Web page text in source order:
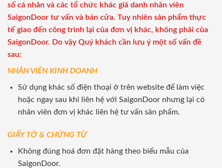
số cá nhân và các tổ chức khác giả danh nhân viên
SaigonDoor tư vấn và bán cửa. Tuy nhiên sản phẩm thực
tế giao đến công trình lại của đơn vị khác, không phải của
SaigonDoor. Do vậy Quý khách cần lưu ý một số vấn đề
sau:
NHÂN VIÊN KINH DOANH
Sử dụng khác số điện thoại ở trên website để làm việc
hoặc ngay sau khi liên hệ với SaigonDoor nhưng lại có
nhân viên đơn vị khác liên hệ tư vấn sản phẩm.
GIẤY TỜ & CHỨNG TỪ
Không đúng hoá đơn đặt hàng theo biểu mẫu của
SaigonDoor.